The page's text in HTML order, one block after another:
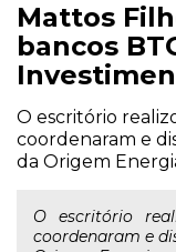
Mattos
bancos
O escritório
coordenaram e
da Origem
O escritório
coordenaram e